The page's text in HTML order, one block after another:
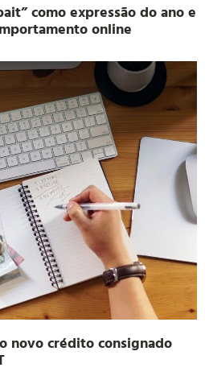
como expressão do ano e
online
novo crédito consignado